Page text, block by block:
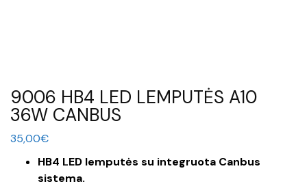
9006 HB4 LED LEMPUTĖS A10
36W CANBUS
35,00€
HB4 LED lemputės su integruota Canbus
sistema.